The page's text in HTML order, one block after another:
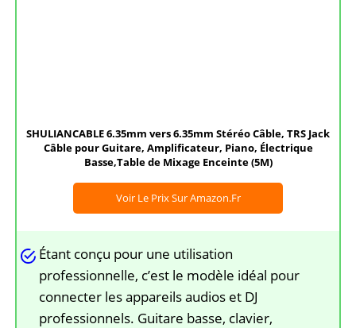
SHULIANCABLE 6.35mm vers 6.35mm Stéréo Câble, TRS Jack
Câble pour Guitare, Amplificateur, Piano, Électrique
Basse,Table de Mixage Enceinte (5M)
Voir Le Prix Sur Amazon.fr
Étant conçu pour une utilisation
professionnelle, c’est le modèle idéal pour
connecter les appareils audios et DJ
professionnels. Guitare basse, clavier,